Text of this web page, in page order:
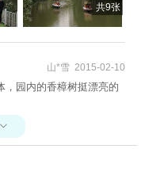
大片绿草地周边是河道，
足有两千米，步行可以看
，空气清新。
共9张
山*雪 2015-02-10
，园内的香樟树挺漂亮的
